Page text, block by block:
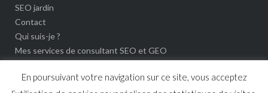
SEO jardin
Contact
Qui suis-je ?
Mes services de consultant SEO et GEO
En poursuivant votre navigation sur ce site, vous acceptez